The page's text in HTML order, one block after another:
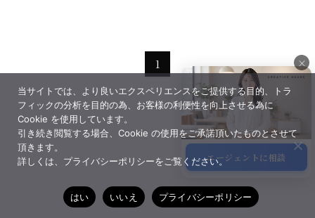
1
エージェントに相談
×
当サイトでは、より良いエクスペリエンスをご提供する目的、トラ
フィックの分析を目的の為、お客様の利便性を向上させる為に
Cookie を使用しています。
引き続き閲覧する場合、Cookie の使用をご承諾頂いたものとさせて
頂きます。
詳しくは、プライバシーポリシーをご覧ください。
はい いいえ プライバシーポリシー